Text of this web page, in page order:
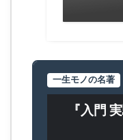
一生モノの名著
『入門